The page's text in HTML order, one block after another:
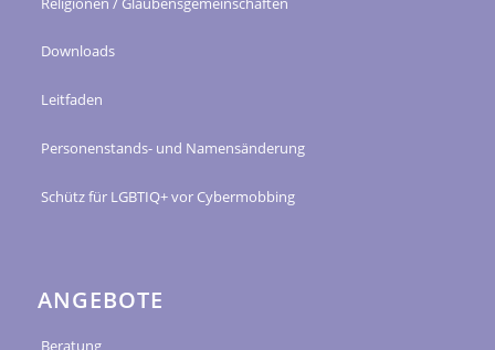
Downloads
Leitfaden
Personenstands- und Namensänderung
Schütz für LGBTIQ+ vor Cybermobbing
ANGEBOTE
Beratung